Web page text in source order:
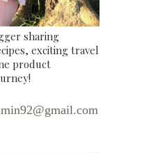
sharing
exciting travel
product